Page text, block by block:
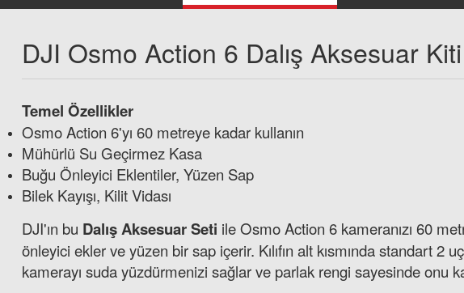
DJI Osmo Action 6 Dalış Aksesuar
Temel Özellikler
Osmo Action 6'yı 60 metreye kadar kullanın
Mühürlü Su Geçirmez Kasa
Buğu Önleyici Eklentiler, Yüzen Sap
Bilek Kayışı, Kilit Vidası
DJI'ın bu Dalış Aksesuar Seti ile Osmo Action 6 kameranızı 60
önleyici ekler ve yüzen bir sap içerir. Kılıfın alt kısmında standart 2
kamerayı suda yüzdürmenizi sağlar ve parlak rengi sayesinde onu